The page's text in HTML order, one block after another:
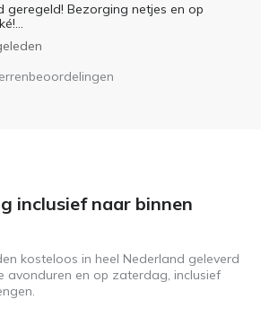
geregeld! Bezorging netjes en op
inclusief naar binnen
kosteloos in heel Nederland geleverd
avonduren en op zaterdag, inclusief